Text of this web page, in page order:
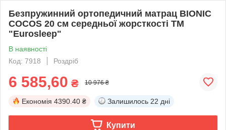
Безпружинний ортопедичний матрац BIONIC
COCOS 20 см середньої жорсткості ТМ
"Eurosleep"
В наявності
Код: 7918
Роздріб
6 585,60 ₴ 10 976 ₴
Економія 4390.40 ₴ Залишилось 22 дні
Купити